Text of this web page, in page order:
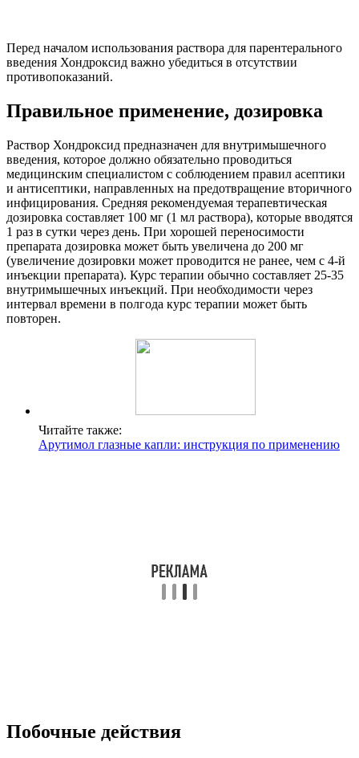
Перед началом использования раствора для парентерального
введения Хондроксид важно убедиться в отсутствии
противопоказаний.
Правильное применение, дозировка
Раствор Хондроксид предназначен для внутримышечного
введения, которое должно обязательно проводиться
медицинским специалистом с соблюдением правил асептики
и антисептики, направленных на предотвращение вторичного
инфицирования. Средняя рекомендуемая терапевтическая
дозировка составляет 100 мг (1 мл раствора), которые вводятся
1 раз в сутки через день. При хорошей переносимости
препарата дозировка может быть увеличена до 200 мг
(увеличение дозировки может проводится не ранее, чем с 4-й
инъекции препарата). Курс терапии обычно составляет 25-35
внутримышечных инъекций. При необходимости через
интервал времени в полгода курс терапии может быть
повторен.
Читайте также:
Арутимол глазные капли: инструкция по применению
Побочные действия